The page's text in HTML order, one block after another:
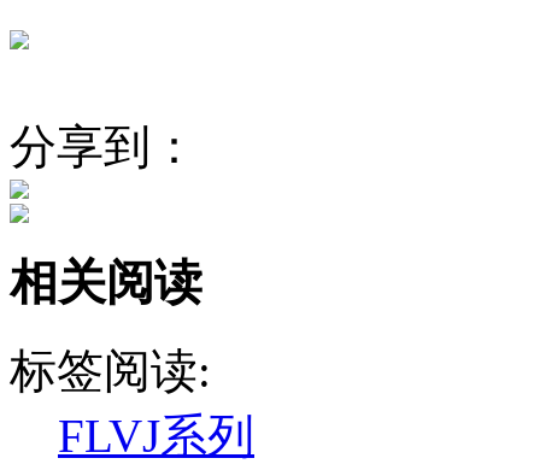
分享到：
相关阅读
标签阅读:
FLVJ系列